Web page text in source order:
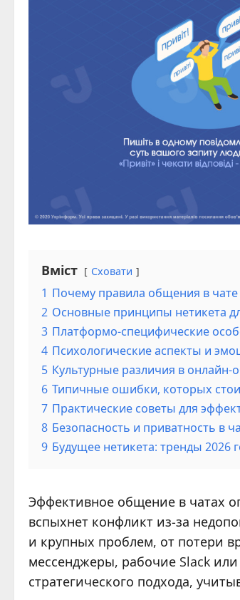
Вміст Сховати
1 Почему правила общения в
2 Основные принципы нетикета
3 Платформо-специфические
4 Психологические аспекты и
5 Культурные различия в
6 Типичные ошибки, которых
7 Практические советы для
8 Безопасность и приватность в
9 Будущее нетикета: тренды 2026
Эффективное общение в чатах
вспыхнет конфликт из-за
и крупных проблем, от потери
мессенджеры, рабочие Slack
стратегического подхода,